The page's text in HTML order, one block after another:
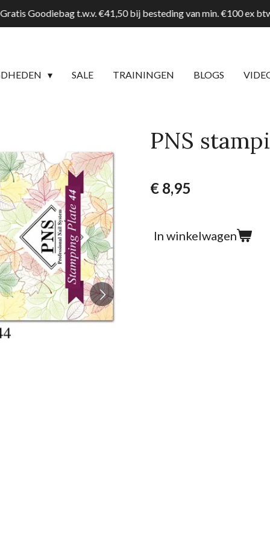
Goodiebag t.w.v. €41,50 bij besteding van min. €100 ex
SALE TRAININGEN BLOGS
PNS
€ 8,95
In winkelwagen